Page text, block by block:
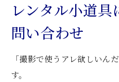
レンタル小道具
問い合わせ
「撮影で使うアレ欲しいん
す。